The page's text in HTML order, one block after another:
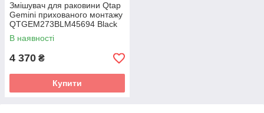
Змішувач для раковини Qtap
Gemini прихованого монтажу
QTGEM273BLM45694 Black
Matt
В наявності
4 370 ₴
Купити